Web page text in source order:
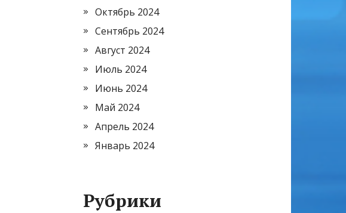
Октябрь 2024
Сентябрь 2024
Август 2024
Июль 2024
Июнь 2024
Май 2024
Апрель 2024
Январь 2024
Рубрики